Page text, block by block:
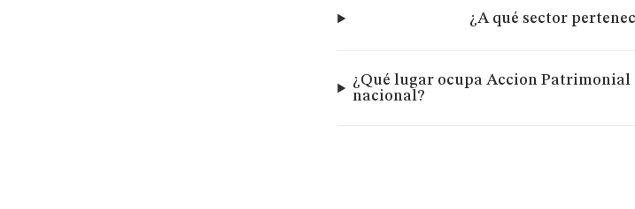
¿A qué sector
¿Qué lugar ocupa Accion
nacional?